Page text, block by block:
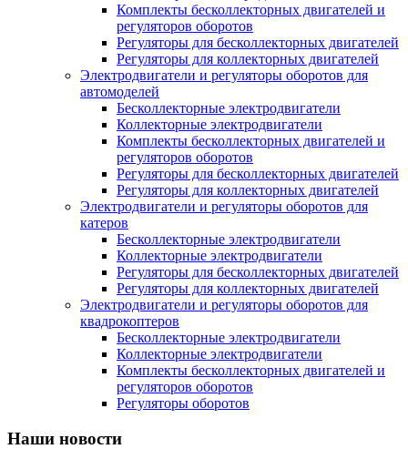
Комплекты бесколлекторных двигателей и
регуляторов оборотов
Регуляторы для бесколлекторных двигателей
Регуляторы для коллекторных двигателей
Электродвигатели и регуляторы оборотов для
автомоделей
Бесколлекторные электродвигатели
Коллекторные электродвигатели
Комплекты бесколлекторных двигателей и
регуляторов оборотов
Регуляторы для бесколлекторных двигателей
Регуляторы для коллекторных двигателей
Электродвигатели и регуляторы оборотов для
катеров
Бесколлекторные электродвигатели
Коллекторные электродвигатели
Регуляторы для бесколлекторных двигателей
Регуляторы для коллекторных двигателей
Электродвигатели и регуляторы оборотов для
квадрокоптеров
Бесколлекторные электродвигатели
Коллекторные электродвигатели
Комплекты бесколлекторных двигателей и
регуляторов оборотов
Регуляторы оборотов
Наши новости